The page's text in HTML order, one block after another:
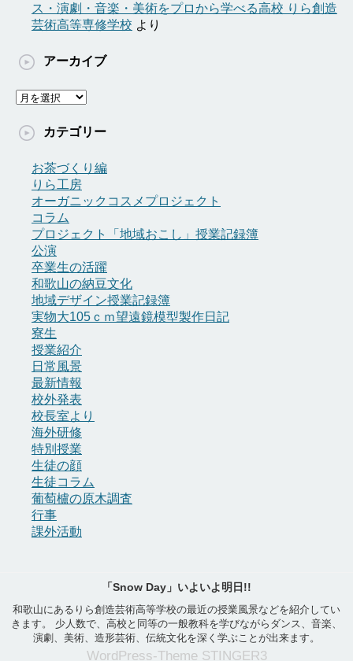
ス・演劇・音楽・美術をプロから学べる高校 りら創造
芸術高等専修学校 より
アーカイブ
ア
カ
カテゴリー
お茶づくり編
りら工房
オーガニックコスメプロジェクト
コラム
プロジェクト「地域おこし」授業記録簿
公演
卒業生の活躍
和歌山の納豆文化
地域デザイン授業記録簿
実物大105ｃｍ望遠鏡模型製作日記
寮生
授業紹介
日常風景
最新情報
校外発表
校長室より
海外研修
特別授業
生徒の顔
生徒コラム
葡萄櫨の原木調査
行事
課外活動
「Snow Day」いよいよ明日!!
和歌山にあるりら創造芸術高等学校の最近の授業風景などを紹介してい
きます。 少人数で、高校と同等の一般教科を学びながらダンス、音楽、
演劇、美術、造形芸術、伝統文化を深く学ぶことが出来ます。
WordPress-Theme STINGER3